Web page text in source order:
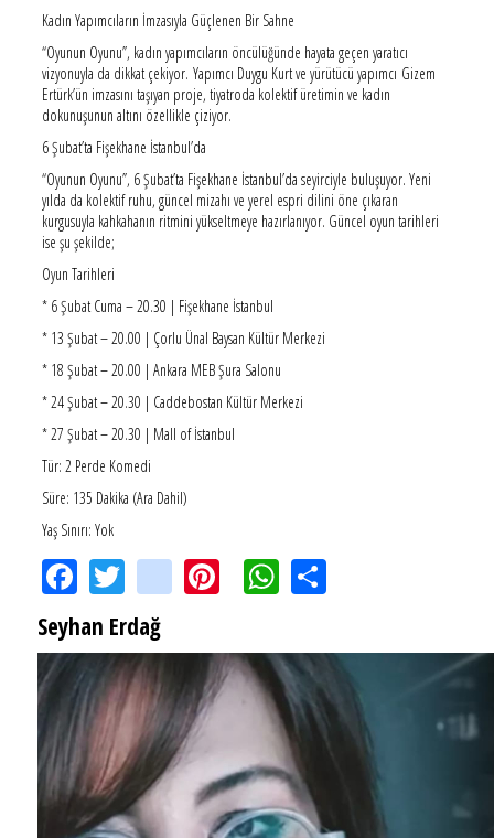
Kadın Yapımcıların İmzasıyla Güçlenen Bir Sahne
“Oyunun Oyunu”, kadın yapımcıların öncülüğünde hayata geçen yaratıcı
vizyonuyla da dikkat çekiyor. Yapımcı Duygu Kurt ve yürütücü yapımcı Gizem
Ertürk’ün imzasını taşıyan proje, tiyatroda kolektif üretimin ve kadın
dokunuşunun altını özellikle çiziyor.
6 Şubat’ta Fişekhane İstanbul’da
“Oyunun Oyunu”, 6 Şubat’ta Fişekhane İstanbul’da seyirciyle buluşuyor. Yeni
yılda da kolektif ruhu, güncel mizahı ve yerel espri dilini öne çıkaran
kurgusuyla kahkahanın ritmini yükseltmeye hazırlanıyor. Güncel oyun tarihleri
ise şu şekilde;
Oyun Tarihleri
* 6 Şubat Cuma – 20.30 | Fişekhane İstanbul
* 13 Şubat – 20.00 | Çorlu Ünal Baysan Kültür Merkezi
* 18 Şubat – 20.00 | Ankara MEB Şura Salonu
* 24 Şubat – 20.30 | Caddebostan Kültür Merkezi
* 27 Şubat – 20.30 | Mall of İstanbul
Tür: 2 Perde Komedi
Süre: 135 Dakika (Ara Dahil)
Yaş Sınırı: Yok
FacebookTwitterinstagramPinterestWhatsApp
Seyhan Erdağ
SEYHAN ERDAĞ YAZDI: Peki Mehmet Ali Erbil bu evliliği neden yaptı?